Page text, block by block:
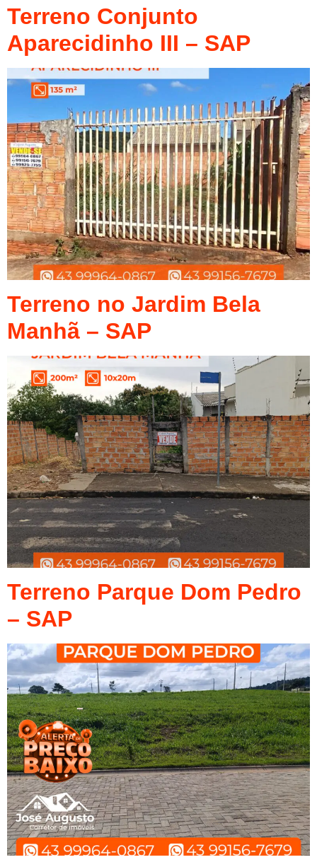
Terreno Conjunto
Aparecidinho III – SAP
Terreno no Jardim Bela
Manhã – SAP
Terreno Parque Dom Pedro
– SAP